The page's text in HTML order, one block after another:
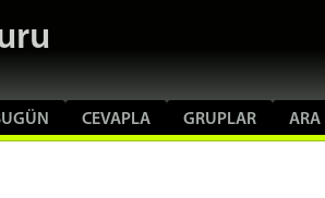
CEVAPLA GRUPLAR ARA